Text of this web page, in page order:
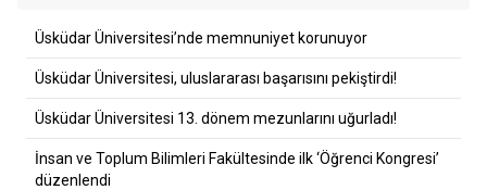
Üsküdar Üniversitesi’nde memnuniyet korunuyor
Üsküdar Üniversitesi, uluslararası başarısını pekiştirdi!
Üsküdar Üniversitesi 13. dönem mezunlarını uğurladı!
İnsan ve Toplum Bilimleri Fakültesinde ilk ‘Öğrenci Kongresi’
düzenlendi